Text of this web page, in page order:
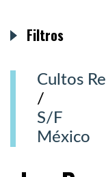
Cultos
/
S/F
México
Filtros